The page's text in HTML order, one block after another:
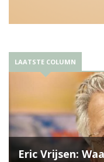
LAATSTE COLUMN
Eric Vrijsen: